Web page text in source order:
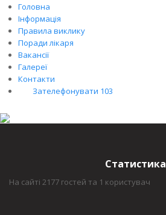
Головна
Інформація
Правила виклику
Поради лікаря
Вакансії
Галереї
Контакти
Зателефонувати 103
Статистика
На сайті 2177 гостей та 1 користувач